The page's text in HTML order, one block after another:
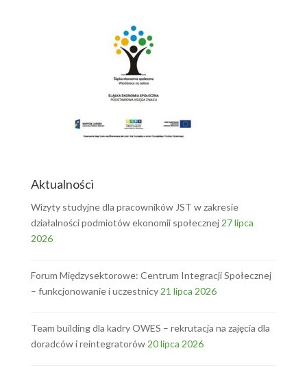
Aktualności
Wizyty studyjne dla pracowników JST w zakresie
działalności podmiotów ekonomii społecznej 27 lipca
2026
Forum Międzysektorowe: Centrum Integracji Społecznej
– funkcjonowanie i uczestnicy 21 lipca 2026
Team building dla kadry OWES – rekrutacja na zajęcia dla
doradców i reintegratorów 20 lipca 2026